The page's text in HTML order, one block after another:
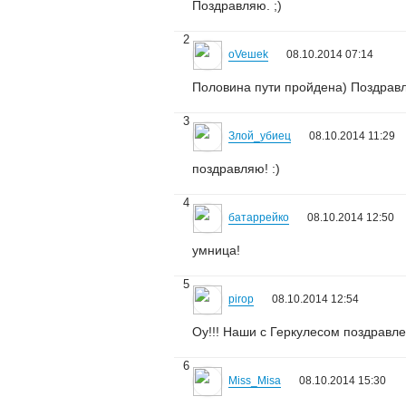
Поздравляю. ;)
2
oVeшеk 08.10.2014 07:14
Половина пути пройдена)
3
Злой_убиец 08.10.2014 11:29
поздравляю! :)
4
батаррейко 08.10.2014 12:50
умница!
5
pirop 08.10.2014 12:54
Оу!!! Наши с Геркулесом
6
Miss_Misa 08.10.2014 15:30